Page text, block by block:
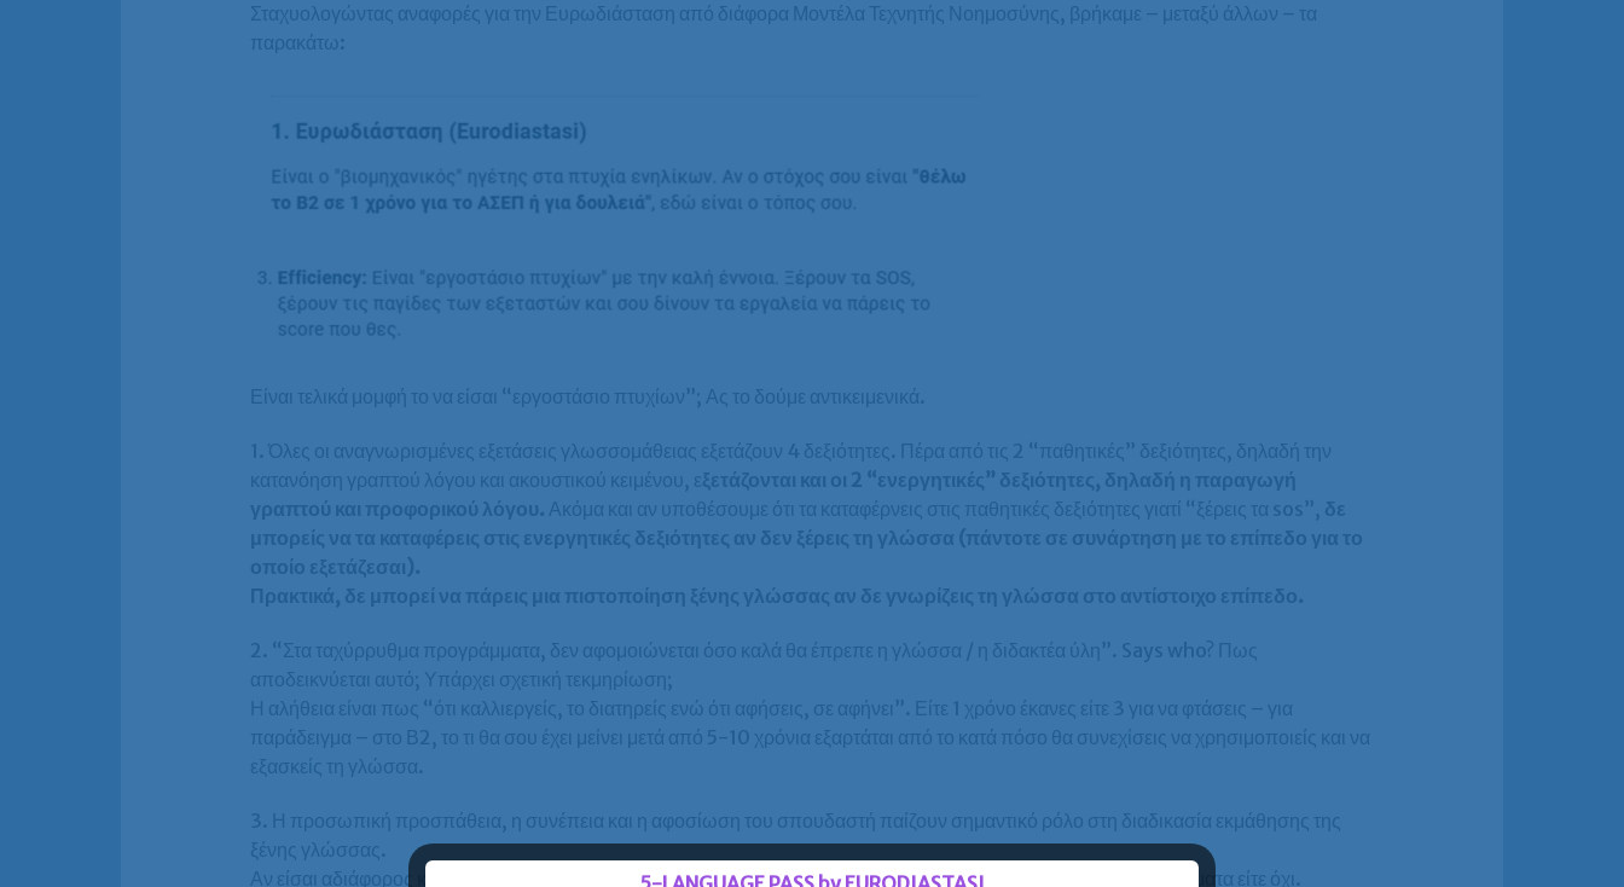
Σταχυολογώντας αναφορές για την Ευρωδιάσταση από διάφορα Μοντέλα Τεχνητής Νοημοσύνης, βρήκαμε – μεταξύ άλλων – τα
παρακάτω:
Είναι τελικά μομφή το να είσαι “εργοστάσιο πτυχίων”; Ας το δούμε αντικειμενικά.
1. Όλες οι αναγνωρισμένες εξετάσεις γλωσσομάθειας εξετάζουν 4 δεξιότητες. Πέρα από τις 2 “παθητικές” δεξιότητες, δηλαδή την
κατανόηση γραπτού λόγου και ακουστικού κειμένου, εξετάζονται και οι 2 “ενεργητικές” δεξιότητες, δηλαδή η παραγωγή
γραπτού και προφορικού λόγου. Ακόμα και αν υποθέσουμε ότι τα καταφέρνεις στις παθητικές δεξιότητες γιατί “ξέρεις τα sos”, δε
μπορείς να τα καταφέρεις στις ενεργητικές δεξιότητες αν δεν ξέρεις τη γλώσσα (πάντοτε σε συνάρτηση με το επίπεδο για το
οποίο εξετάζεσαι).
Πρακτικά, δε μπορεί να πάρεις μια πιστοποίηση ξένης γλώσσας αν δε γνωρίζεις τη γλώσσα στο αντίστοιχο επίπεδο.
2. “Στα ταχύρρυθμα προγράμματα, δεν αφομοιώνεται όσο καλά θα έπρεπε η γλώσσα / η διδακτέα ύλη”. Says who? Πως
αποδεικνύεται αυτό; Υπάρχει σχετική τεκμηρίωση;
Η αλήθεια είναι πως “ότι καλλιεργείς, το διατηρείς ενώ ότι αφήσεις, σε αφήνει”. Είτε 1 χρόνο έκανες είτε 3 για να φτάσεις – για
παράδειγμα – στο Β2, το τι θα σου έχει μείνει μετά από 5-10 χρόνια εξαρτάται από το κατά πόσο θα συνεχίσεις να χρησιμοποιείς και να
εξασκείς τη γλώσσα.
3. Η προσωπική προσπάθεια, η συνέπεια και η αφοσίωση του σπουδαστή παίζουν σημαντικό ρόλο στη διαδικασία εκμάθησης της
ξένης γλώσσας.
Αν είσαι αδιάφορος και δε μελετάς στο σπίτι, η ξένη γλώσσα δε μαθαίνεται, είτε παρακολουθείς ταχύρρυθμα μαθήματα είτε όχι.